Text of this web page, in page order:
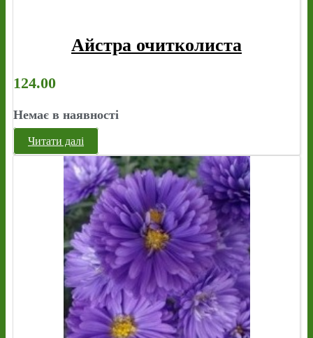
Айстра очитколиста
124.00
Немає в наявності
Читати далі